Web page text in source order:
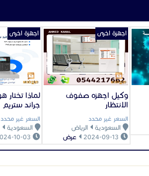
وكيل اجهزه صفوف
الانتظار
السعر غير محدد
السعودية
الرياض
2024-09-13
عرض
اجهزة اخرى
جراند ستريم
السعر غير محدد
السعودية
2024-10-03
اجهزة اخرى